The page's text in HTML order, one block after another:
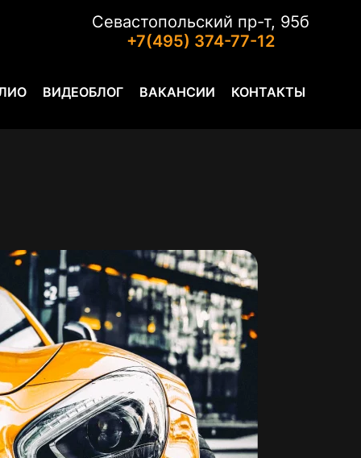
Севастопольский пр-т, 95б
+7(495) 374-77-12
ВИДЕОБЛОГ ВАКАНСИИ КОНТАКТЫ